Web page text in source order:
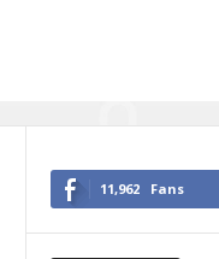
11,962 Fans